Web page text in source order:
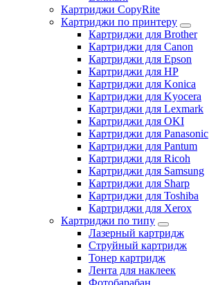
Картриджи CopyRite
Картриджи по принтеру
Картриджи для Brother
Картриджи для Canon
Картриджи для Epson
Картриджи для HP
Картриджи для Konica
Картриджи для Kyocera
Картриджи для Lexmark
Картриджи для OKI
Картриджи для Panasonic
Картриджи для Pantum
Картриджи для Ricoh
Картриджи для Samsung
Картриджи для Sharp
Картриджи для Toshiba
Картриджи для Xerox
Картриджи по типу
Лазерный картридж
Струйный картридж
Тонер картридж
Лента для наклеек
Фотобарабан